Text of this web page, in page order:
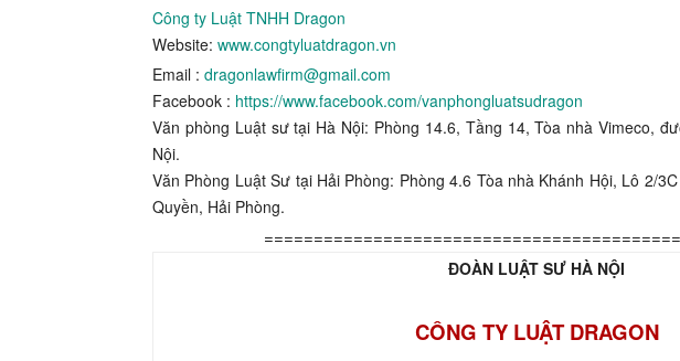
Công ty Luật TNHH Dragon
Website: www.congtyluatdragon.vn
Email : dragonlawfirm@gmail.com
Facebook : https://www.facebook.com/vanphongluatsudragon
Văn phòng Luật sư tại Hà Nội: Phòng 14.6, Tầng 14, Tòa nhà Vimeco,
Nội.
Văn Phòng Luật Sư tại Hải Phòng: Phòng 4.6 Tòa nhà Khánh Hội, Lô 2/
Quyền, Hải Phòng.
ĐOÀN LUẬT SƯ HÀ NỘI
CÔNG TY LUẬT DRAGON